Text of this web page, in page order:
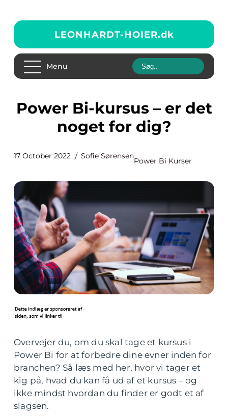
LEONHARDT-HOIER.dk
Menu
Power Bi-kursus – er det
noget for dig?
17 October 2022 Sofie Sørensen
Power Bi Kurser
Overvejer du, om du skal tage et kursus i
Power Bi for at forbedre dine evner inden for
branchen? Så læs med her, hvor vi tager et
kig på, hvad du kan få ud af et kursus – og
ikke mindst hvordan du finder er godt et af
slagsen.